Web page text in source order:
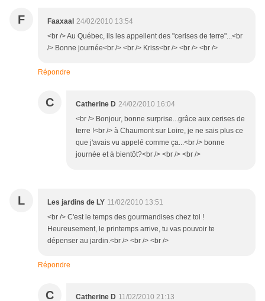
F Faaxaal 24/02/2010 13:54
<br /> Au Québec, ils les appellent des "cerises de terre"...<br
/> Bonne journée<br /> <br /> Kriss<br /> <br /> <br />
Répondre
C Catherine D 24/02/2010 16:04
<br /> Bonjour, bonne surprise...grâce aux cerises de
terre !<br /> à Chaumont sur Loire, je ne sais plus ce
que j'avais vu appelé comme ça...<br /> bonne
journée et à bientôt?<br /> <br /> <br />
L Les jardins de LY 11/02/2010 13:51
<br /> C'est le temps des gourmandises chez toi !
Heureusement, le printemps arrive, tu vas pouvoir te
dépenser au jardin.<br /> <br /> <br />
Répondre
C Catherine D 11/02/2010 21:13